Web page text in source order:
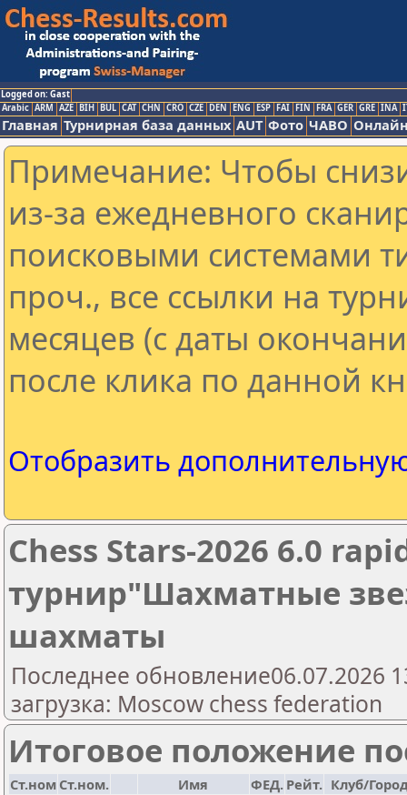
Logged on: Gast
Arabic ARM AZE BIH BUL CAT CHN CRO CZE DEN ENG ESP FAI FIN FRA GER GRE INA
Главная Турнирная база данных AUT Фото ЧАВО
Примечание: Чтобы
из-за ежедневного
поисковыми системами
проч., все ссылки на
месяцев (с даты
после клика по данной
Отобразить
Chess Stars-2026 6.0
турнир"Шахматные
шахматы
Последнее обновление06.07.2026
загрузка: Moscow chess federation
Итоговое положение
Ст.ном Ст.ном. Имя ФЕД. Рейт. Клуб/